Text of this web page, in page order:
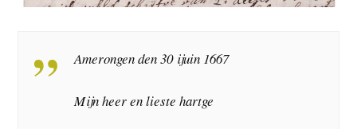
Amerongen den 30 ijuin 1667
Mijn heer en lieste hartge